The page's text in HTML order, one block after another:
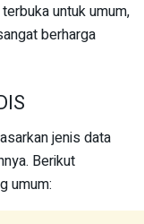
untuk umum,
berharga
jenis data
Berikut
umum: